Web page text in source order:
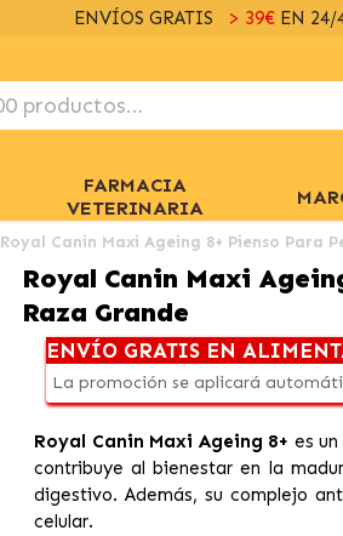
ENVÍOS GRATIS > 39€EN 24/
FARMACIA
VETERINARIA
Royal Canin Maxi Ageing 8+ Pienso Para
Royal Canin Maxi
Raza Grande
ENVÍO GRATIS EN
La promoción se aplicará
Royal Canin Maxi Ageing 8+ es un
contribuye al bienestar en la
digestivo. Además, su complejo
celular.